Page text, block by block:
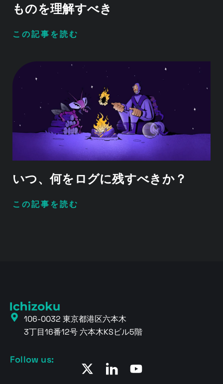
ものを理解すべき
この記事を読む
いつ、何をログに残すべきか？
この記事を読む
106-0032 東京都港区六本木
3丁目16番12号 六本木KSビル5階
Follow us: